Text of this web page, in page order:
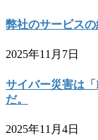
弊社のサービス
2025年11月7日
サイバー災害は
だ。
2025年11月4日